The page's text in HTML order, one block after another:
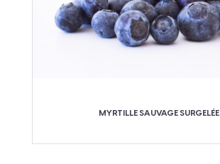
MYRTILLE SAUVAGE SURGELÉE